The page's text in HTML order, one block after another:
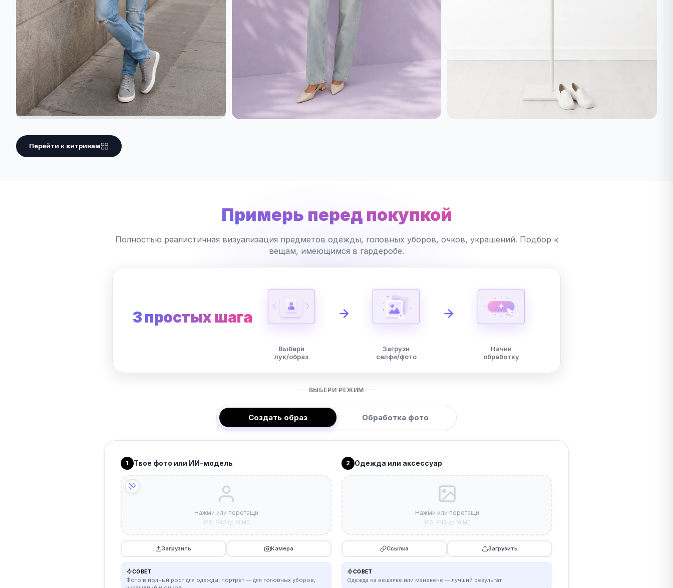
Перейти к витринам
Примерь перед покупкой
Полностью реалистичная визуализация предметов одежды, головных уборов, очков, украшений. Подбор к
вещам, имеющимся в гардеробе.
3 простых шага
Выбери
лук/образ
Загрузи
селфи/фото
Начни
обработку
ВЫБЕРИ РЕЖИМ
Создать образ Обработка фото
1 Твое фото или ИИ-модель
Нажми или перетащи
JPG, PNG до 10 МБ
Загрузить Камера
СОВЕТ
Фото в полный рост для одежды, портрет — для головных уборов,
2 Одежда или аксессуар
Нажми или перетащи
JPG, PNG до 10 МБ
Ссылка Загрузить
СОВЕТ
Одежда на вешалке или манекене — лучший результат